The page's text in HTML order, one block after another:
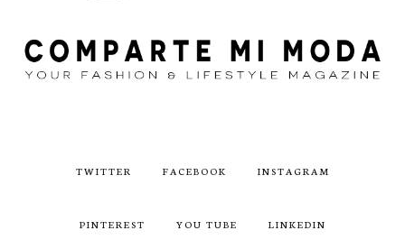
TWITTER FACEBOOK INSTAGRAM
PINTEREST YOU TUBE LINKEDIN